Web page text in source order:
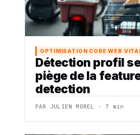
OPTIMISATION CORE WEB
Détection profil
piège de la
detection
PAR JULIEN MOREL · 7 min